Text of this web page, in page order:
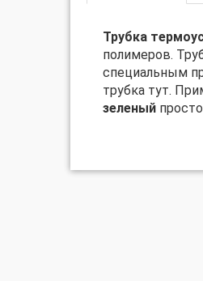
Трубка
полимеров.
специальным
трубка тут.
зеленый